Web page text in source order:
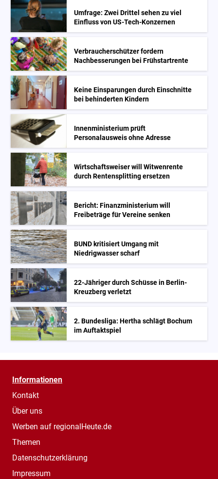
Umfrage: Zwei Drittel sehen zu viel
Einfluss von US-Tech-Konzernen
Verbraucherschützer fordern
Nachbesserungen bei Frühstartrente
Keine Einsparungen durch Einschnitte
bei behinderten Kindern
Innenministerium prüft
Personalausweis ohne Adresse
Wirtschaftsweiser will Witwenrente
durch Rentensplitting ersetzen
Bericht: Finanzministerium will
Freibeträge für Vereine senken
BUND kritisiert Umgang mit
Niedrigwasser scharf
22-Jähriger durch Schüsse in Berlin-
Kreuzberg verletzt
2. Bundesliga: Hertha schlägt Bochum
im Auftaktspiel
Informationen
Kontakt
Über uns
Werben auf regionalHeute.de
Themen
Datenschutzerklärung
Impressum